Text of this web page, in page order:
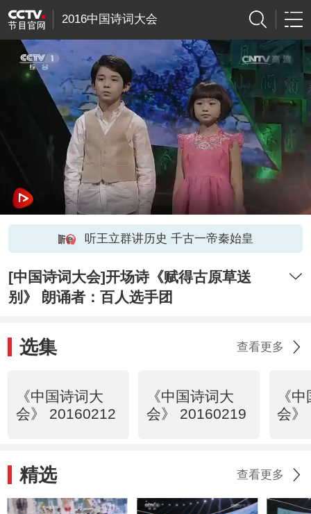
2016中国诗词大会
听王立群讲历史 千古一帝秦始皇
[中国诗词大会]开场诗《赋得古原草送
别》 朗诵者：百人选手团
选集 查看更多
《中国诗词大
会》 20160212
《中国诗词大
会》 20160219
《
会》
精选 查看更多